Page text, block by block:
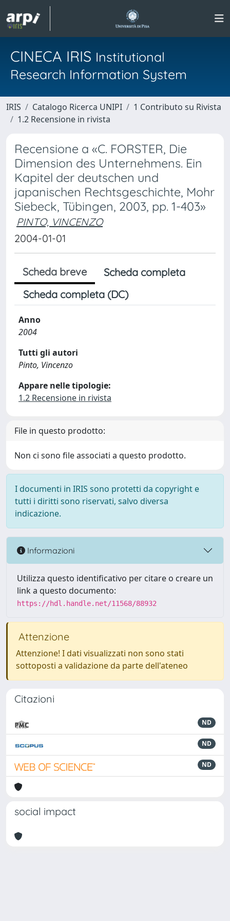
CINECA IRIS Institutional
Research Information System
IRIS Catalogo Ricerca UNIPI
1 Contributo su Rivista
1.2 Recensione in rivista
Recensione a «C. FORSTER, Die
Dimension des Unternehmens. Ein
Kapitel der deutschen und
japanischen Rechtsgeschichte, Mohr
Siebeck, Tübingen, 2003, pp. 1-403»
PINTO, VINCENZO
2004-01-01
Scheda breve
Scheda completa
Scheda completa (DC)
Anno
2004
Tutti gli autori
Pinto, Vincenzo
Appare nelle tipologie:
1.2 Recensione in rivista
File in questo prodotto:
Non ci sono file associati a questo prodotto.
I documenti in IRIS sono protetti da copyright e
tutti i diritti sono riservati, salvo diversa
indicazione.
Informazioni
Utilizza questo identificativo per citare o creare un
link a questo documento:
https://hdl.handle.net/11568/88932
Attenzione
Attenzione! I dati visualizzati non sono stati
sottoposti a validazione da parte dell'ateneo
Citazioni
ND
ND
ND
social impact